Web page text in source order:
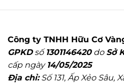
Nhà:
Chi
Tiết
Đâu
Uy
Công ty TNHH Hữu Cơ
GPKDsố1301146420do Sở
cấp ngày 14/05/2025
Địa chỉ:Số 131, Ấp Xẻo Sâu,